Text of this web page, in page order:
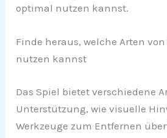
optimal nutzen kannst.
Finde heraus, welche Arten
nutzen kannst
Das Spiel bietet verschiedene
Unterstützung, wie visuelle
Werkzeuge zum Entfernen